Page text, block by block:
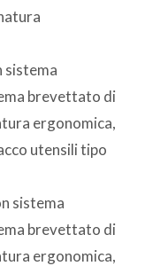
sistema
brevettato di
ergonomica,
utensili tipo
sistema
brevettato di
ergonomica,